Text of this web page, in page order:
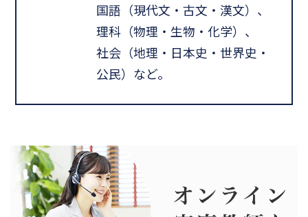
国語（現代文・古文・漢文）、
理科（物理・生物・化学）、
社会（地理・日本史・世界史・
公民）など。